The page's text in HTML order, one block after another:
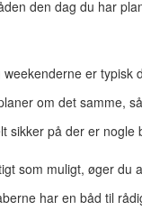
den dag du har
er typisk
om det samme,
sikker på der er nogle
som muligt, øger du
har en båd til